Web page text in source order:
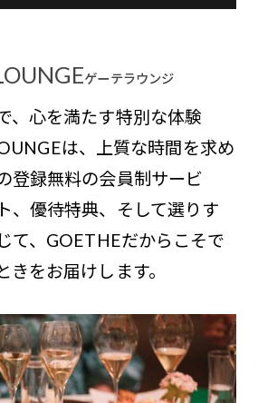
ゲーテラウンジ
、心を満たす特別な体験
は、上質な時間を求め
登録無料の会員制サービ
、優待特典、そして選りす
て、GOETHEだからこそで
きをお届けします。